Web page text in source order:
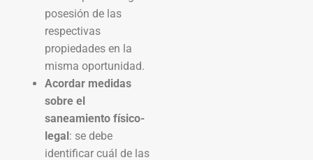
posesión de las
respectivas
propiedades en la
misma oportunidad.
Acordar medidas
sobre el
saneamiento físico-
legal: se debe
identificar cuál de las